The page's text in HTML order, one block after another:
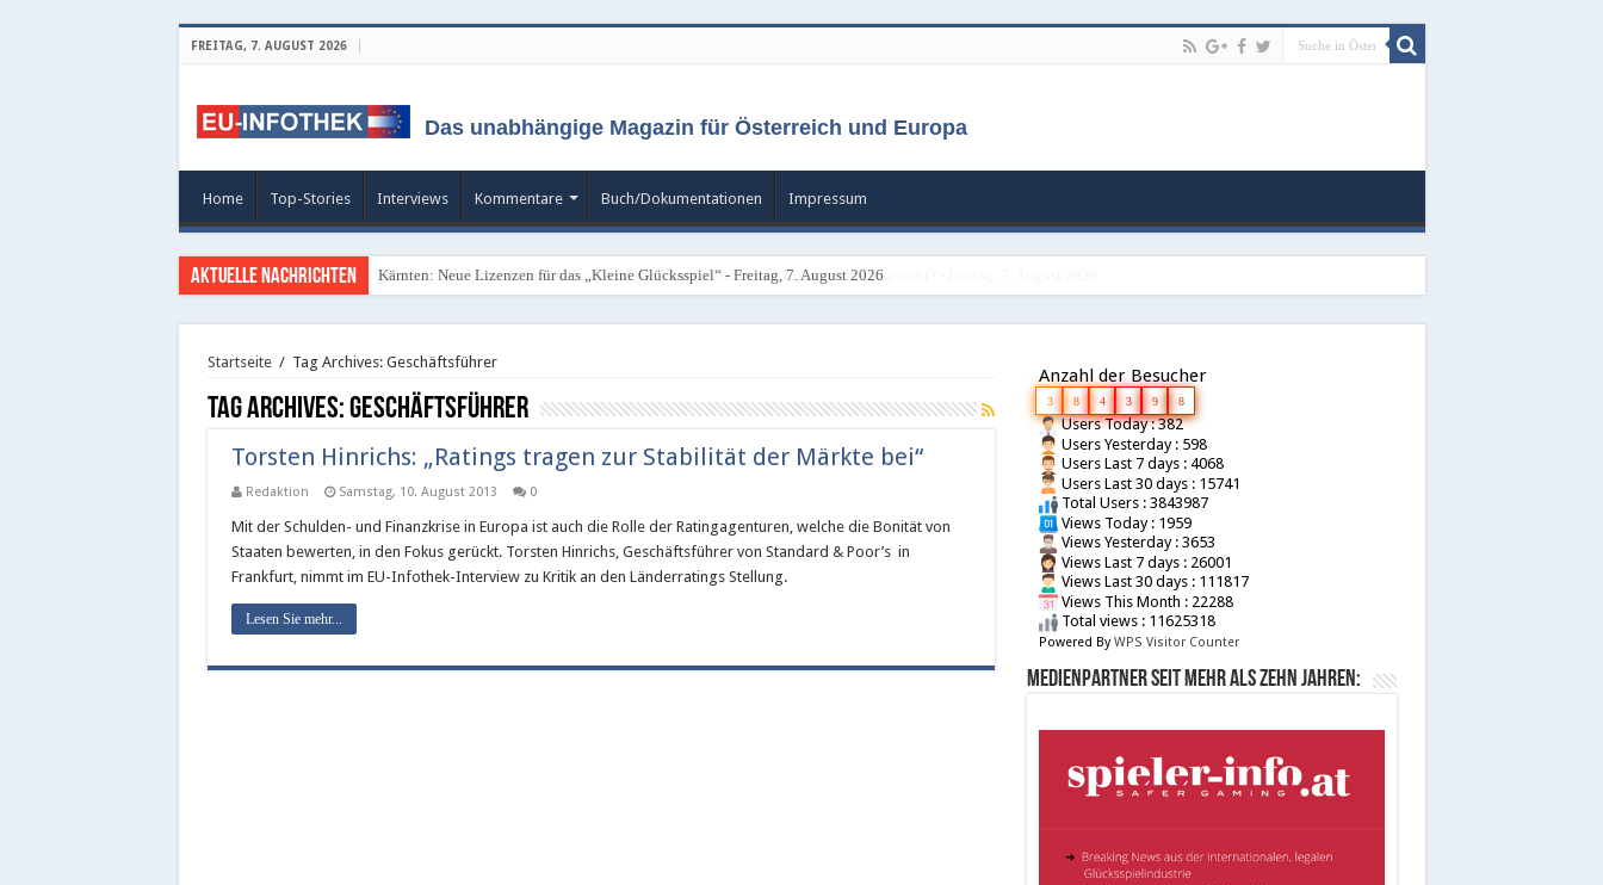
FREITAG, 7. AUGUST 2026
Das unabhängige Magazin für Österreich und Europa
Home Top-Stories Interviews Kommentare Buch/Dokumentationen Impressum
Aktuelle Nachrichten Kärnten: Neue Lizenzen für das „Kleine Glücksspiel“ - Freitag, 7. August 2026
Startseite / Tag Archives: Geschäftsführer
Tag Archives:Geschäftsführer
Torsten Hinrichs: „Ratings tragen zur Stabilität der Märkte bei“
Redaktion Samstag, 10. August 2013 0
Mit der Schulden- und Finanzkrise in Europa ist auch die Rolle der Ratingagenturen, welche die Bonität von
Staaten bewerten, in den Fokus gerückt. Torsten Hinrichs, Geschäftsführer von Standard & Poor’s in
Frankfurt, nimmt im EU-Infothek-Interview zu Kritik an den Länderratings Stellung.
Lesen Sie mehr...
Anzahl der Besucher
3 8 4 3 9 8
Users Today : 382
Users Yesterday : 598
Users Last 7 days : 4068
Users Last 30 days : 15741
Total Users : 3843987
Views Today : 1959
Views Yesterday : 3653
Views Last 7 days : 26001
Views Last 30 days : 111817
Views This Month : 22288
Total views : 11625318
Powered By WPS Visitor Counter
Medienpartner seit mehr als zehn Jahren: